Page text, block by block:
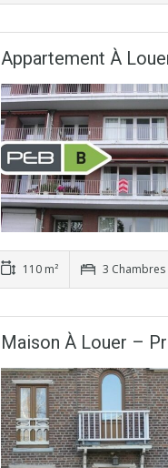
Appartement À
110 m² 3 Chambres
Maison À Louer –